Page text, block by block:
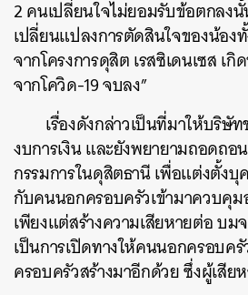
2 คนเปลี่ยนใจไม่ยอมรับข้อตกลงนั้
เปลี่ยนแปลงการตัดสินใจของน้อง
จากโครงการดุสิต เรสซิเดนเซส เ
จากโควิด-19 จบลง”
เรื่องดังกล่าวเป็นที่มาให้บริ
งบการเงิน และยังพยายามถอดถอ
กรรมการในดุสิตธานี เพื่อแต่งตั้ง
กับคนนอกครอบครัวเข้ามาควบคุม
เพียงแต่สร้างความเสียหายต่อ บ
เป็นการเปิดทางให้คนนอกครอบค
ครอบครัวสร้างมาอีกด้วย ซึ่งผู้เสี
ค้นหา